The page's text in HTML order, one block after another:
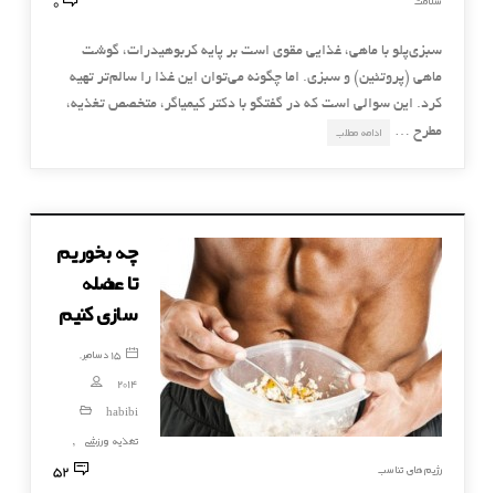
سبزی‌پلو با ماهی، غذایی مقوی است بر پایه کربوهیدرات، گوشت
ماهی (پروتئین) و سبزی. اما چگونه می‌توان این غذا را سالم‌تر تهیه
کرد. این سوالی است که در گفتگو با دکتر کیمیاگر، متخصص تغذیه،
مطرح …
ادامه مطلب
چه بخوریم
تا عضله
سازی کنیم
15 دسامبر,
2014
habibi
تغذیه ورزشی
,
رژیم های تناسب 52